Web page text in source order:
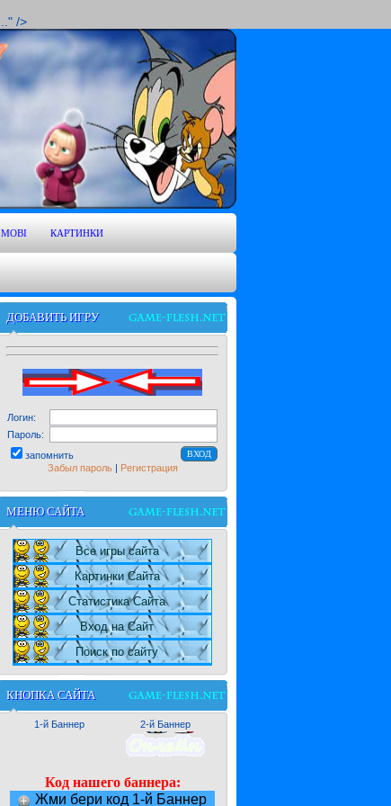
/>
КАРТИНКИ
ДОБАВИТЬ ИГРУ
Логин:
Пароль:
запомнить
Забыл пароль| Регистрация
МЕНЮ САЙТА
Все игры сайта
Картинки Сайта
Статистика Сайта
Вход на Сайт
Поиск по сайту
КНОПКА САЙТА
1-й Баннер 2-й Баннер
Код нашего баннера:
Жми бери код 1-й Баннер